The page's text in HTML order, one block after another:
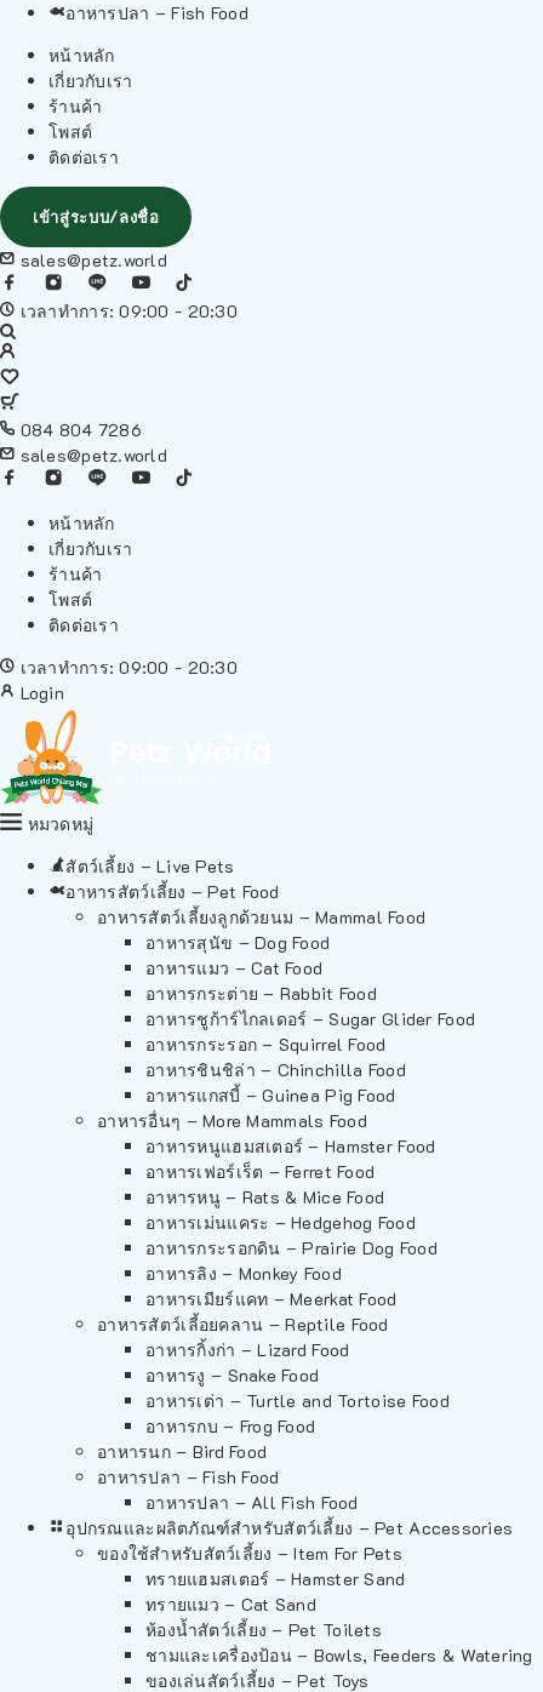
อาหารปลา – Fish Food
หน้าหลัก
เกี่ยวกับเรา
ร้านค้า
โพสต์
ติดต่อเรา
เข้าสู่ระบบ/ลงชื่อ
sales@petz.world
เวลาทำการ: 09:00 - 20:30
084 804 7286
sales@petz.world
หน้าหลัก
เกี่ยวกับเรา
ร้านค้า
โพสต์
ติดต่อเรา
เวลาทำการ: 09:00 - 20:30
Login
หมวดหมู่
สัตว์เลี้ยง – Live Pets
อาหารสัตว์เลี้ยง – Pet Food
อาหารสัตว์เลี้ยงลูกด้วยนม – Mammal Food
อาหารสุนัข – Dog Food
อาหารแมว – Cat Food
อาหารกระต่าย – Rabbit Food
อาหารชูก้าร์ไกลเดอร์ – Sugar Glider Food
อาหารกระรอก – Squirrel Food
อาหารชินชิล่า – Chinchilla Food
อาหารแกสบี้ – Guinea Pig Food
อาหารอื่นๆ – More Mammals Food
อาหารหนูแฮมสเตอร์ – Hamster Food
อาหารเฟอร์เร็ต – Ferret Food
อาหารหนู – Rats & Mice Food
อาหารเม่นแคระ – Hedgehog Food
อาหารกระรอกดิน – Prairie Dog Food
อาหารลิง – Monkey Food
อาหารเมียร์แคท – Meerkat Food
อาหารสัตว์เลี้อยคลาน – Reptile Food
อาหารกิ้งก่า – Lizard Food
อาหารงู – Snake Food
อาหารเต่า – Turtle and Tortoise Food
อาหารกบ – Frog Food
อาหารนก – Bird Food
อาหารปลา – Fish Food
อาหารปลา – All Fish Food
อุปกรณและผลิตภัณฑ์สำหรับสัตว์เลี้ยง – Pet Accessories
ของใช้สำหรับสัตว์เลี้ยง – Item For Pets
ทรายแฮมสเตอร์ – Hamster Sand
ทรายแมว – Cat Sand
ห้องน้ำสัตว์เลี้ยง – Pet Toilets
ชามและเครื่องป้อน – Bowls, Feeders & Watering
ของเล่นสัตว์เลี้ยง – Pet Toys